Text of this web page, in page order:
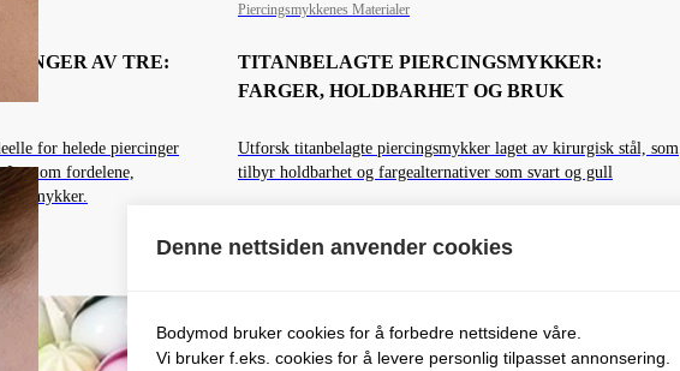
AV TRE:
for helede piercinger
Lær om fordelene,
tresmykker.
Piercingsmykkenes Materialer
TITANBELAGTE PIERCINGSMYKKER:
FARGER, HOLDBARHET OG BRUK
Utforsk titanbelagte piercingsmykker laget av kirurgisk stål, som
tilbyr holdbarhet og fargealternativer som svart og gull
Denne nettsiden anvender cookies
Bodymod bruker cookies for å forbedre nettsidene våre.
Vi bruker f.eks. cookies for å levere personlig tilpasset annonsering.